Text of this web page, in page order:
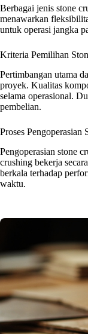
Berbagai jenis stone
menawarkan
untuk operasi jangka
Kriteria Pemilihan
Pertimbangan utama
proyek. Kualitas
selama operasional.
pembelian.
Proses Pengoperasian
Pengoperasian stone
crushing bekerja
berkala terhadap
waktu.